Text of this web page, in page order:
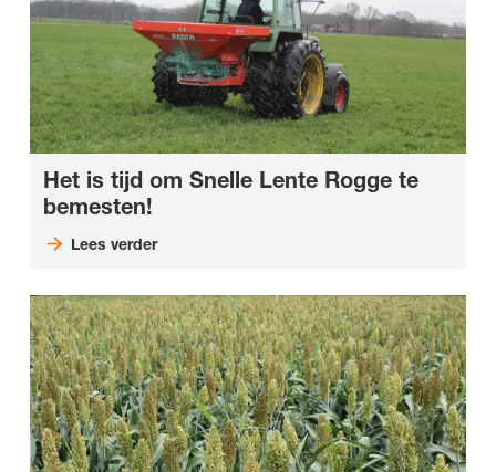
Het is tijd om Snelle Lente Rogge te
bemesten!
Lees verder